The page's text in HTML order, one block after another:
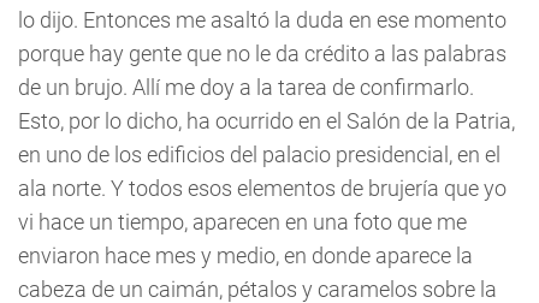
lo dijo. Entonces me asaltó la duda en ese momento
porque hay gente que no le da crédito a las palabras
de un brujo. Allí me doy a la tarea de confirmarlo.
Esto, por lo dicho, ha ocurrido en el Salón de la Patria,
en uno de los edificios del palacio presidencial, en el
ala norte. Y todos esos elementos de brujería que yo
vi hace un tiempo, aparecen en una foto que me
enviaron hace mes y medio, en donde aparece la
cabeza de un caimán, pétalos y caramelos sobre la